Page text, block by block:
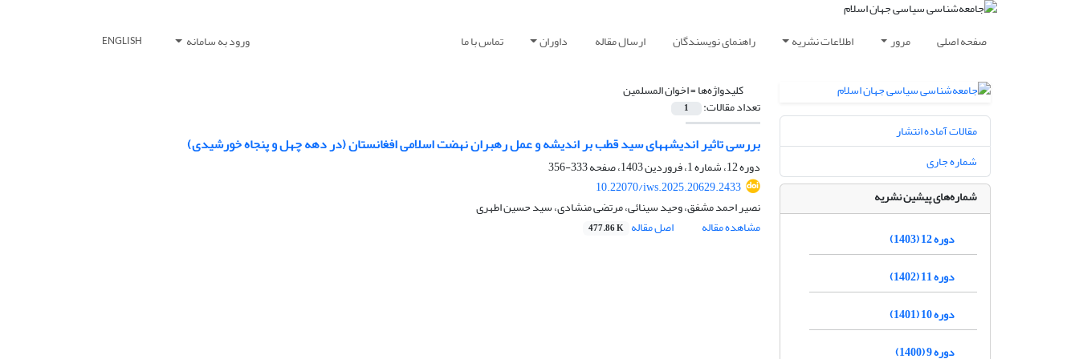
صفحه اصلی مرور اطلاعات نشریه راهنمای نویسندگان ارسال مقاله داوران تماس با ما ورود به سامانه ENGLISH
کلیدواژه‌ها =اخوان المسلمین
تعداد مقالات: 1
بررسی تاثیر اندیشه‏های سید قطب بر اندیشه و عمل رهبران نهضت اسلامی افغانستان (در دهه چهل و پنجاه خورشیدی)
دوره 12، شماره 1، فروردین 1403، صفحه
333-356
10.22070/iws.2025.20629.2433
نصیر احمد مشفق، وحید سینائی، مرتضی منشادی، سید حسین اطهری
مشاهده مقاله
اصل مقاله 477.86 K
مقالات آماده انتشار
شماره جاری
شماره‌های پیشین نشریه
دوره 12 (1403)
دوره 11 (1402)
دوره 10 (1401)
دوره 9 (1400)